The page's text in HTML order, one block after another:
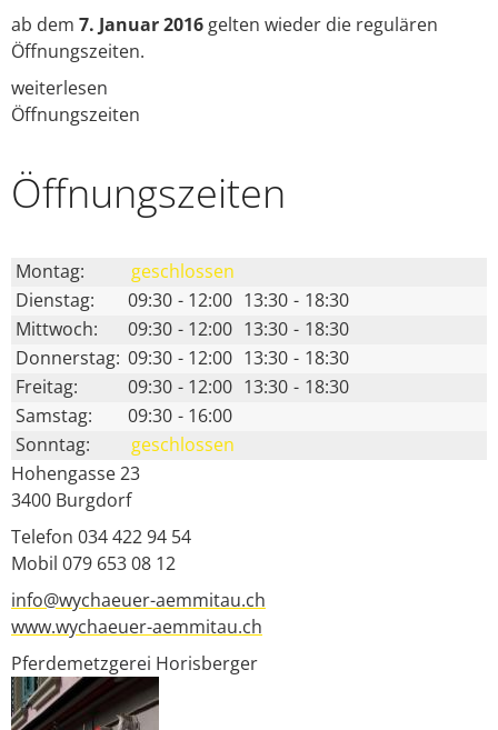
ab dem 7. Januar 2016 gelten wieder die regulären
Öffnungszeiten.
weiterlesen
Öffnungszeiten
Öffnungs­zeiten
Montag:
geschlossen
Dienstag:
09:30 - 12:00 13:30 - 18:30
Mittwoch:
09:30 - 12:00 13:30 - 18:30
Donnerstag: 09:30 - 12:00 13:30 - 18:30
Freitag:
09:30 - 12:00 13:30 - 18:30
Samstag:
09:30 - 16:00
Sonntag:
geschlossen
Hohengasse 23
3400 Burgdorf
Telefon 034 422 94 54
Mobil 079 653 08 12
info@wychaeuer-aemmitau.ch
www.wychaeuer-aemmitau.ch
Pferdemetzgerei Horisberger